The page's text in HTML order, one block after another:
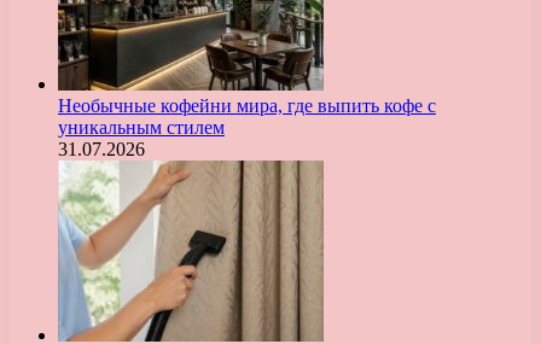
Необычные кофейни мира, где выпить кофе с
уникальным стилем
31.07.2026